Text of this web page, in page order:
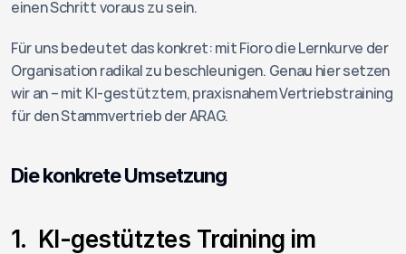
einen Schritt voraus zu sein.
Für uns bedeutet das konkret: mit Fioro die Lernkurve der
Organisation radikal zu beschleunigen. Genau hier setzen
wir an – mit KI-gestütztem, praxisnahem Vertriebstraining
für den Stammvertrieb der ARAG.
Die konkrete Umsetzung
1.  KI-gestütztes Training im